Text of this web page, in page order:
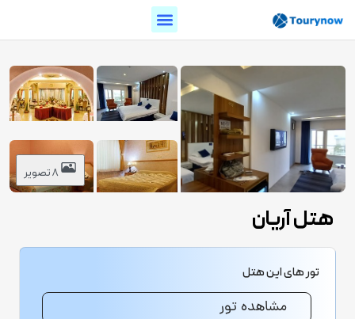
8 تصویر
هتل آریان
تور های این هتل
مشاهده تور